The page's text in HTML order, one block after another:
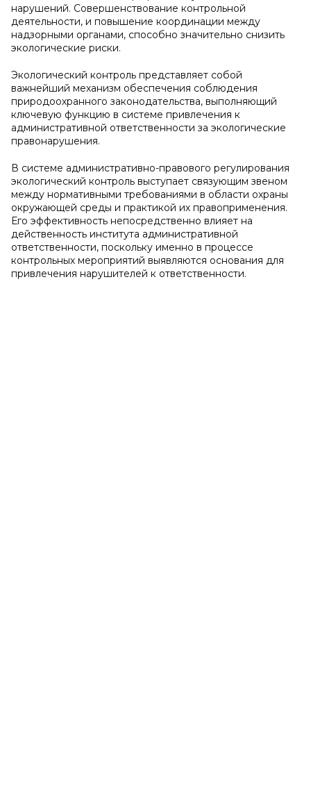
нарушений. Совершенствование контрольной
деятельности, и повышение координации между
надзорными органами, способно значительно снизить
экологические риски.
Экологический контроль представляет собой
важнейший механизм обеспечения соблюдения
природоохранного законодательства, выполняющий
ключевую функцию в системе привлечения к
административной ответственности за экологические
правонарушения.
В системе административно-правового регулирования
экологический контроль выступает связующим звеном
между нормативными требованиями в области охраны
окружающей среды и практикой их правоприменения.
Его эффективность непосредственно влияет на
действенность института административной
ответственности, поскольку именно в процессе
контрольных мероприятий выявляются основания для
привлечения нарушителей к ответственности.